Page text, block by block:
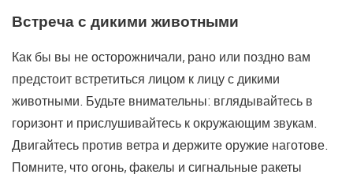
Встреча с дикими животными
Как бы вы не осторожничали, рано или поздно вам
предстоит встретиться лицом к лицу с дикими
животными. Будьте внимательны: вглядывайтесь в
горизонт и прислушивайтесь к окружающим звукам.
Двигайтесь против ветра и держите оружие наготове.
Помните, что огонь, факелы и сигнальные ракеты